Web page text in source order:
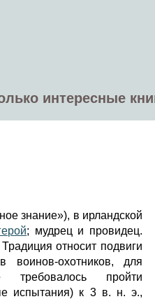
интересные
знание»), в ирландской
; мудрец и провидец.
относит подвиги
охотников, для
пройти
испытания) к 3 в. н. э.,